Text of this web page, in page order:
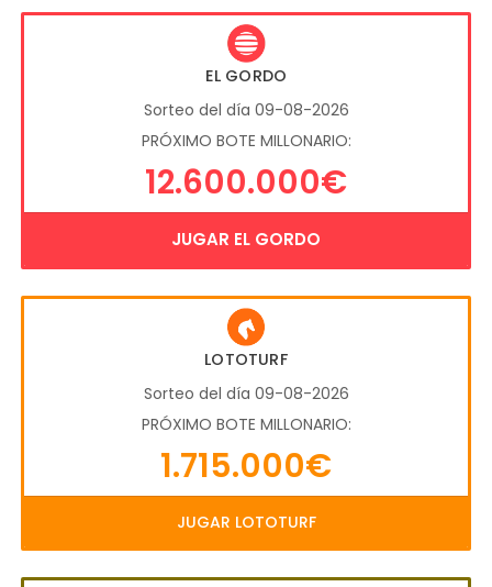
EL GORDO
Sorteo del día 09-08-2026
PRÓXIMO BOTE MILLONARIO:
12.600.000€
JUGAR EL GORDO
LOTOTURF
Sorteo del día 09-08-2026
PRÓXIMO BOTE MILLONARIO:
1.715.000€
JUGAR LOTOTURF